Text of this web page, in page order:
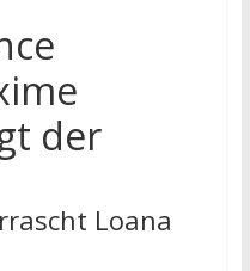
der
Loana